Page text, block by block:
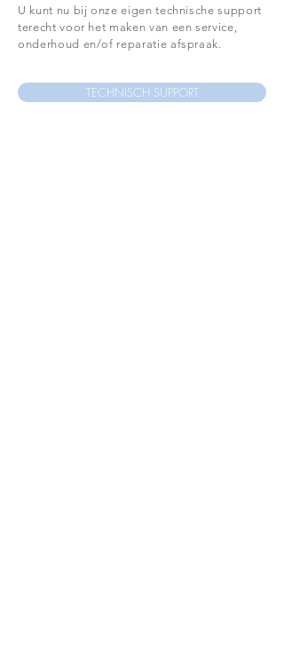
U kunt nu bij onze eigen technische support
terecht voor het maken van een service,
onderhoud en/of reparatie afspraak.
TECHNISCH SUPPORT